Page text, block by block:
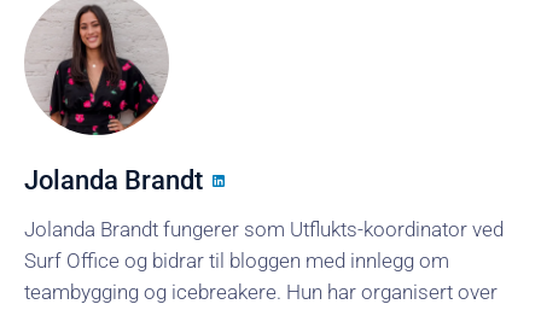
Jolanda Brandt
Jolanda Brandt fungerer som Utflukts-koordinator ved
Surf Office og bidrar til bloggen med innlegg om
teambygging og icebreakere. Hun har organisert over